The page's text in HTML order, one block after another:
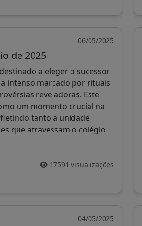
06/05/2025
de 2025
a eleger o sucessor
intenso marcado por rituais
reveladoras. Este
um momento crucial na
tanto a unidade
que atravessam o colégio
17591 visualizações
04/05/2025